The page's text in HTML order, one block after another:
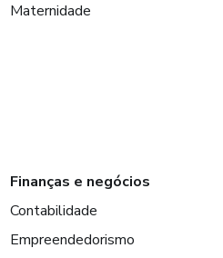
Maternidade
Finanças e negócios
Contabilidade
Empreendedorismo